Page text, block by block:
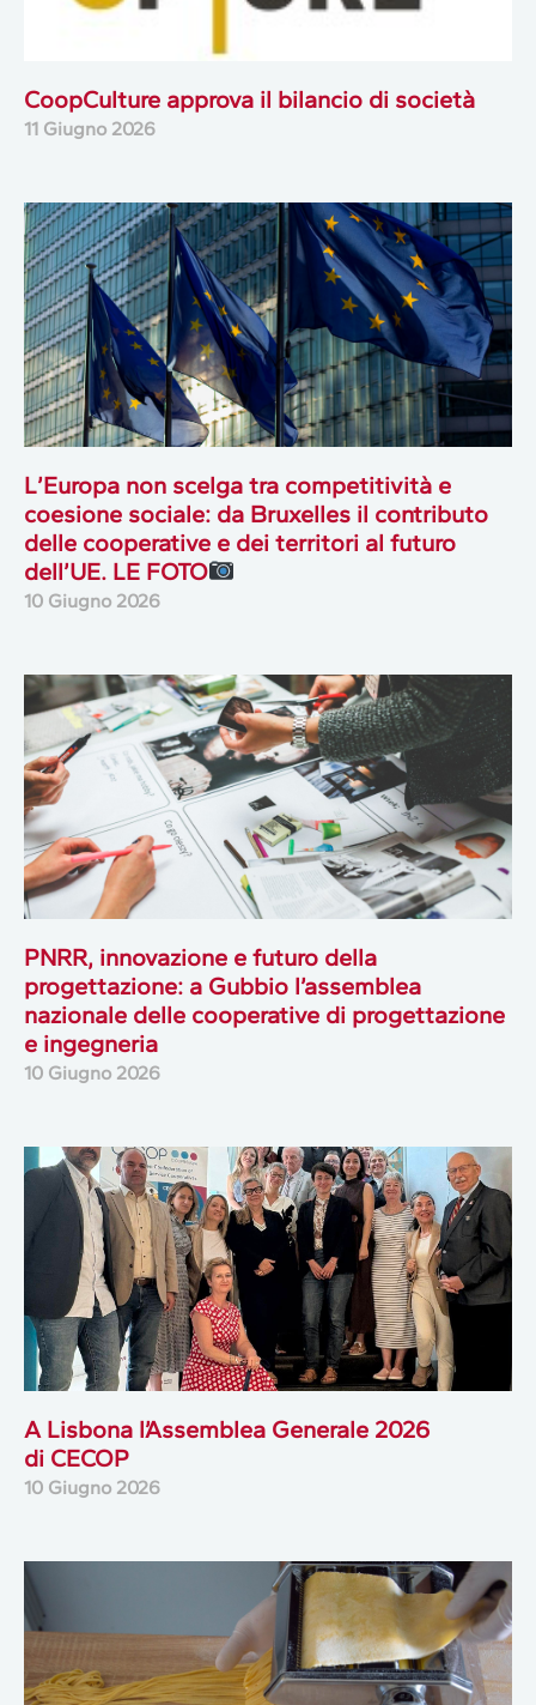
CoopCulture approva il bilancio di società
11 Giugno 2026
L’Europa non scelga tra competitività e
coesione sociale: da Bruxelles il contributo
delle cooperative e dei territori al futuro
dell’UE. LE FOTO
10 Giugno 2026
PNRR, innovazione e futuro della
progettazione: a Gubbio l’assemblea
nazionale delle cooperative di progettazione
e ingegneria
10 Giugno 2026
A Lisbona l’Assemblea Generale 2026
di CECOP
10 Giugno 2026